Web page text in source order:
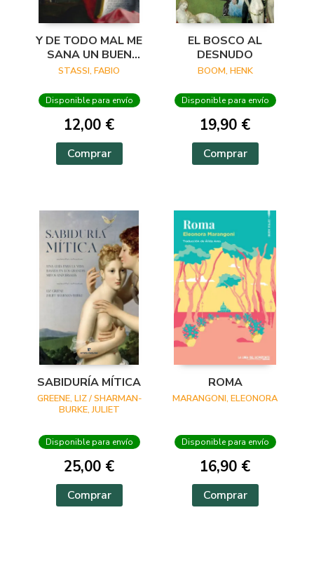
Y DE TODO MAL ME
SANA UN BUEN
VERSO
STASSI, FABIO
Disponible para envío
12,00 €
Comprar
EL BOSCO AL
DESNUDO
BOOM, HENK
Disponible para envío
19,90 €
Comprar
SABIDURÍA MÍTICA
GREENE, LIZ / SHARMAN-
BURKE, JULIET
Disponible para envío
25,00 €
Comprar
ROMA
MARANGONI, ELEONORA
Disponible para envío
16,90 €
Comprar